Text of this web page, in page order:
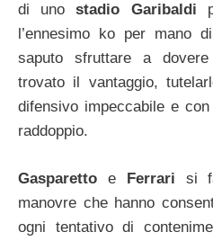
di uno stadio Garibaldi
l’ennesimo ko per mano
saputo sfruttare a
trovato il vantaggio,
difensivo impeccabile e
raddoppio.
Gasparetto e Ferrari si
manovre che hanno
ogni tentativo di